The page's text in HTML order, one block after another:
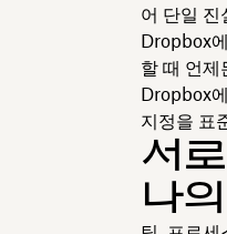
어 단일 진
Dropbox
할 때 언제
Dropbox
지정을 표
서
나